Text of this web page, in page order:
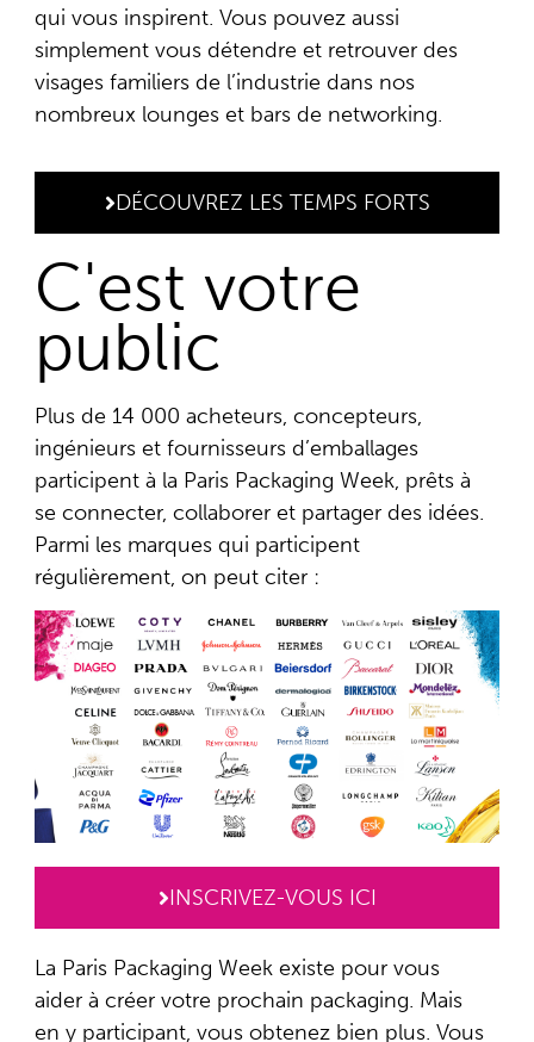
qui vous inspirent. Vous pouvez aussi
simplement vous détendre et retrouver des
visages familiers de l’industrie dans nos
nombreux lounges et bars de networking.
DÉCOUVREZ LES TEMPS FORTS
C'est votre
public
Plus de 14 000 acheteurs, concepteurs,
ingénieurset fournisseurs d’emballages
participent à la Paris Packaging Week, prêts à
se connecter, collaborer et partager des idées.
Parmi les marques qui participent
régulièrement, on peut citer :
INSCRIVEZ-VOUS ICI
La Paris Packaging Week existe pour vous
aider à créer votre prochain packaging. Mais
en y participant, vous obtenez bien plus. Vous